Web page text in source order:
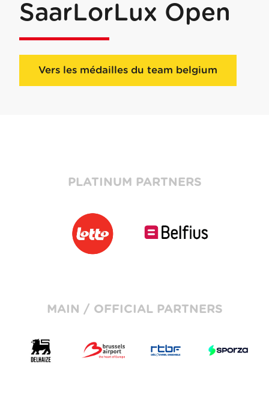
SaarLorLux Open
Vers les médailles du team belgium
PLATINUM PARTNERS
MAIN / OFFICIAL PARTNERS